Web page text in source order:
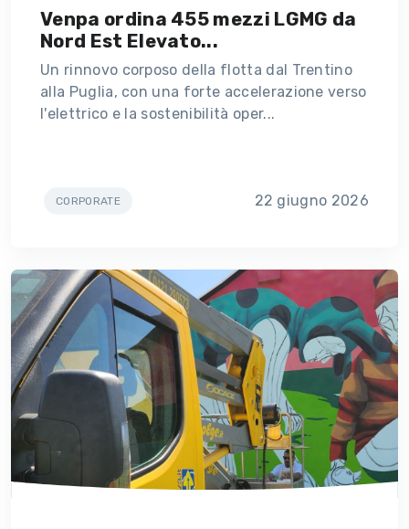
Venpa ordina 455 mezzi LGMG da
Nord Est Elevato...
Un rinnovo corposo della flotta dal Trentino
alla Puglia, con una forte accelerazione verso
l'elettrico e la sostenibilità oper...
CORPORATE 22 giugno 2026